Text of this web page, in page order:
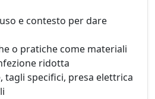
e contesto per dare
o pratiche come materiali
ridotta
tagli specifici, presa elettrica